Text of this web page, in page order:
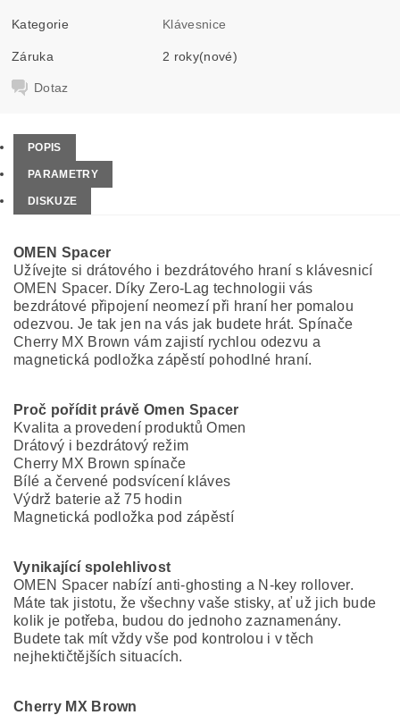
Kategorie Klávesnice
Záruka 2 roky(nové)
Dotaz
POPIS
PARAMETRY
DISKUZE
OMEN Spacer
Užívejte si drátového i bezdrátového hraní s klávesnicí
OMEN Spacer. Díky Zero-Lag technologii vás
bezdrátové připojení neomezí při hraní her pomalou
odezvou. Je tak jen na vás jak budete hrát. Spínače
Cherry MX Brown vám zajistí rychlou odezvu a
magnetická podložka zápěstí pohodlné hraní.
Proč pořídit právě Omen Spacer
Kvalita a provedení produktů Omen
Drátový i bezdrátový režim
Cherry MX Brown spínače
Bílé a červené podsvícení kláves
Výdrž baterie až 75 hodin
Magnetická podložka pod zápěstí
Vynikající spolehlivost
OMEN Spacer nabízí anti-ghosting a N-key rollover.
Máte tak jistotu, že všechny vaše stisky, ať už jich bude
kolik je potřeba, budou do jednoho zaznamenány.
Budete tak mít vždy vše pod kontrolou i v těch
nejhektičtějších situacích.
Cherry MX Brown